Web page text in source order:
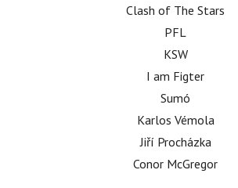
Clash of The Stars
PFL
KSW
I am Figter
Sumó
Karlos Vémola
Jiří Procházka
Conor McGregor